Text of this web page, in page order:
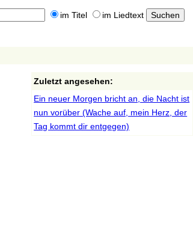
im Titel im Liedtext
Zuletzt angesehen:
Ein neuer Morgen bricht an, die Nacht ist
nun vorüber (Wache auf, mein Herz, der
Tag kommt dir entgegen)